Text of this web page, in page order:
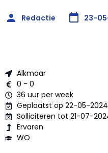
Redactie 23-
Alkmaar
0 - 0
36 uur per week
Geplaatst op 22-05-2024
Solliciteren tot 21-07-
Ervaren
WO